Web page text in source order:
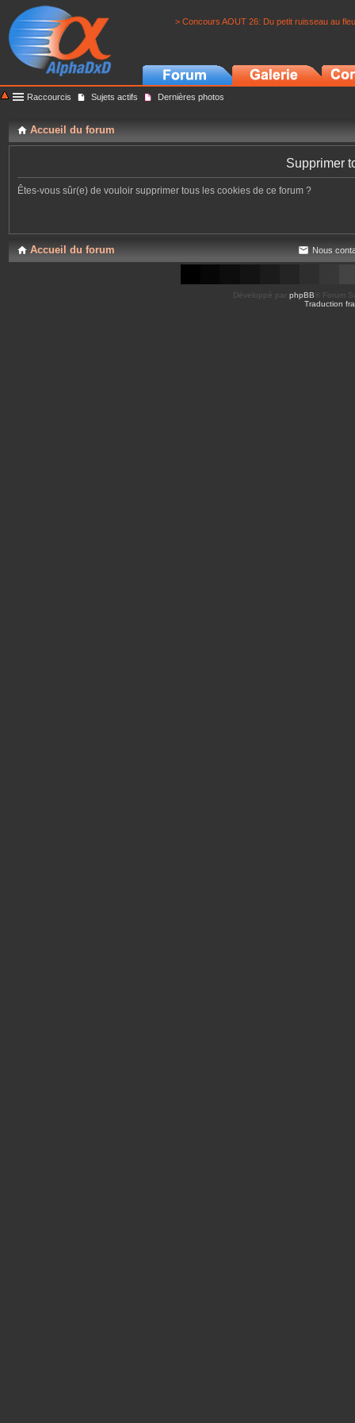
> Concours AOUT 26: Du petit ruisseau au
Raccourcis Sujets actifs Dernières photos
Accueil du forum
Supprimer
Êtes-vous sûr(e) de vouloir supprimer tous les cookies de ce forum ?
Accueil du forum Nous
Développé par phpBB ® Forum
Traduction